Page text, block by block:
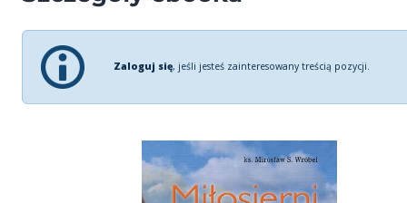
Zaloguj się, jeśli jesteś zainteresowany treścią pozycji.